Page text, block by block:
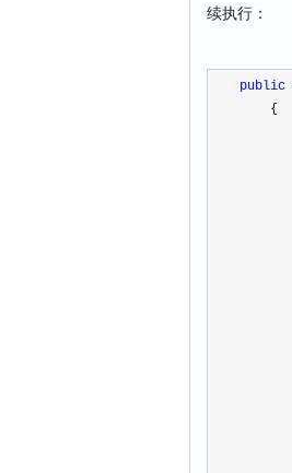
续执行：
public
    {